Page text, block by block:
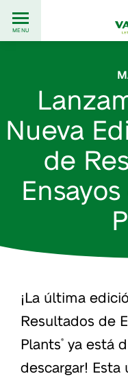
content
to
MENU
Nueva
de
¡La última
Resultados de
Plants®
ya está
descargar!